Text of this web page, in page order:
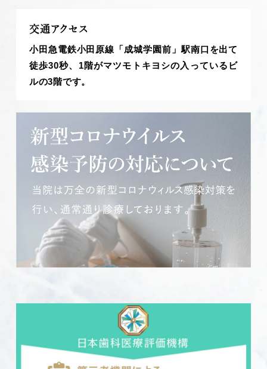
交通アクセス
小田急電鉄小田原線「成城学園前」駅南口を出て
徒歩30秒、1階がマツモトキヨシの入っているビ
ルの3階です。